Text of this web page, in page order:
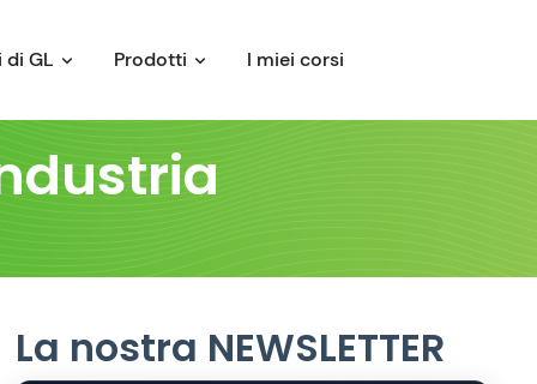
di GL Prodotti I miei corsi
La nostra NEWSLETTER